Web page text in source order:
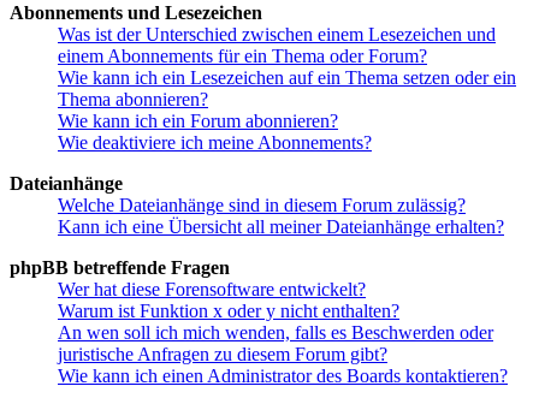
Abonnements und Lesezeichen
Was ist der Unterschied zwischen einem Lesezeichen und
einem Abonnements für ein Thema oder Forum?
Wie kann ich ein Lesezeichen auf ein Thema setzen oder ein
Thema abonnieren?
Wie kann ich ein Forum abonnieren?
Wie deaktiviere ich meine Abonnements?
Dateianhänge
Welche Dateianhänge sind in diesem Forum zulässig?
Kann ich eine Übersicht all meiner Dateianhänge erhalten?
phpBB betreffende Fragen
Wer hat diese Forensoftware entwickelt?
Warum ist Funktion x oder y nicht enthalten?
An wen soll ich mich wenden, falls es Beschwerden oder
juristische Anfragen zu diesem Forum gibt?
Wie kann ich einen Administrator des Boards kontaktieren?